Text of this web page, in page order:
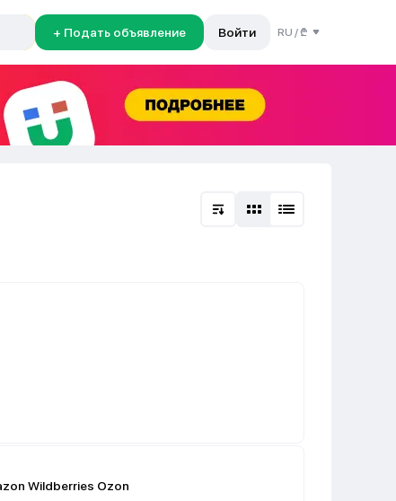
+ Подать объявление Войти RU /₾
Wildberries Ozon